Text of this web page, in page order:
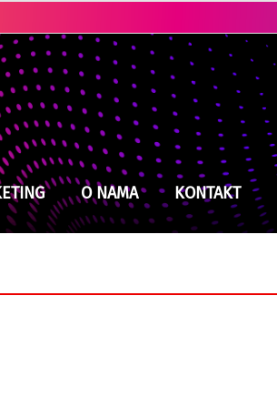
O NAMA KONTAKT